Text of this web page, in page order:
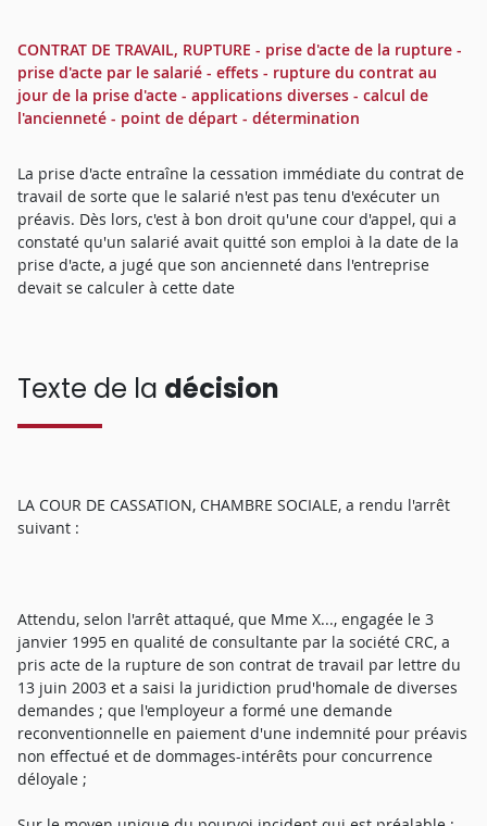
CONTRAT DE TRAVAIL, RUPTURE - prise d'acte de la rupture -
prise d'acte par le salarié - effets - rupture du contrat au
jour de la prise d'acte - applications diverses - calcul de
l'ancienneté - point de départ - détermination
La prise d'acte entraîne la cessation immédiate du contrat de
travail de sorte que le salarié n'est pas tenu d'exécuter un
préavis. Dès lors, c'est à bon droit qu'une cour d'appel, qui a
constaté qu'un salarié avait quitté son emploi à la date de la
prise d'acte, a jugé que son ancienneté dans l'entreprise
devait se calculer à cette date
Texte de la décision
LA COUR DE CASSATION, CHAMBRE SOCIALE, a rendu l'arrêt
suivant :
Attendu, selon l'arrêt attaqué, que Mme X..., engagée le 3
janvier 1995 en qualité de consultante par la société CRC, a
pris acte de la rupture de son contrat de travail par lettre du
13 juin 2003 et a saisi la juridiction prud'homale de diverses
demandes ; que l'employeur a formé une demande
reconventionnelle en paiement d'une indemnité pour préavis
non effectué et de dommages-intérêts pour concurrence
déloyale ;